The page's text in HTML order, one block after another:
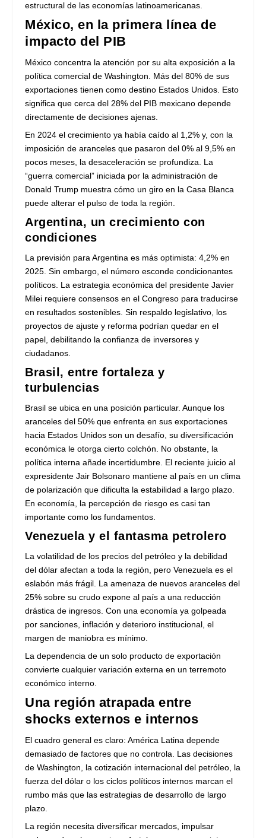
estructural de las economías latinoamericanas.
México, en la primera línea de
impacto del PIB
México concentra la atención por su alta exposición a la
política comercial de Washington. Más del 80% de sus
exportaciones tienen como destino Estados Unidos. Esto
significa que cerca del 28% del PIB mexicano depende
directamente de decisiones ajenas.
En 2024 el crecimiento ya había caído al 1,2% y, con la
imposición de aranceles que pasaron del 0% al 9,5% en
pocos meses, la desaceleración se profundiza. La
“guerra comercial” iniciada por la administración de
Donald Trump muestra cómo un giro en la Casa Blanca
puede alterar el pulso de toda la región.
Argentina, un crecimiento con
condiciones
La previsión para Argentina es más optimista: 4,2% en
2025. Sin embargo, el número esconde condicionantes
políticos. La estrategia económica del presidente Javier
Milei requiere consensos en el Congreso para traducirse
en resultados sostenibles. Sin respaldo legislativo, los
proyectos de ajuste y reforma podrían quedar en el
papel, debilitando la confianza de inversores y
ciudadanos.
Brasil, entre fortaleza y
turbulencias
Brasil se ubica en una posición particular. Aunque los
aranceles del 50% que enfrenta en sus exportaciones
hacia Estados Unidos son un desafío, su diversificación
económica le otorga cierto colchón. No obstante, la
política interna añade incertidumbre. El reciente juicio al
expresidente Jair Bolsonaro mantiene al país en un clima
de polarización que dificulta la estabilidad a largo plazo.
En economía, la percepción de riesgo es casi tan
importante como los fundamentos.
Venezuela y el fantasma petrolero
La volatilidad de los precios del petróleo y la debilidad
del dólar afectan a toda la región, pero Venezuela es el
eslabón más frágil. La amenaza de nuevos aranceles del
25% sobre su crudo expone al país a una reducción
drástica de ingresos. Con una economía ya golpeada
por sanciones, inflación y deterioro institucional, el
margen de maniobra es mínimo.
La dependencia de un solo producto de exportación
convierte cualquier variación externa en un terremoto
económico interno.
Una región atrapada entre
shocks externos e internos
El cuadro general es claro: América Latina depende
demasiado de factores que no controla. Las decisiones
de Washington, la cotización internacional del petróleo, la
fuerza del dólar o los ciclos políticos internos marcan el
rumbo más que las estrategias de desarrollo de largo
plazo.
La región necesita diversificar mercados, impulsar